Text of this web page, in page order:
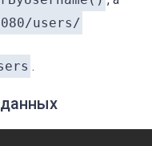
users/
.